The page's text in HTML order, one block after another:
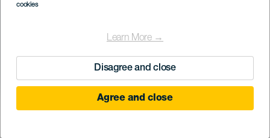
cookies
Learn More →
Disagree and close
Agree and close